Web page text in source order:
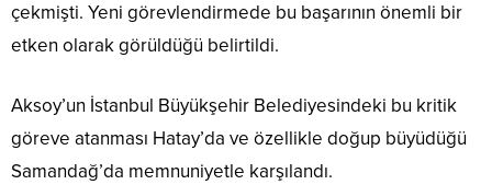
çekmişti. Yeni görevlendirmede bu başarının önemli bir
etken olarak görüldüğü belirtildi.
Aksoy’un İstanbul Büyükşehir Belediyesindeki bu kritik
göreve atanması Hatay’da ve özellikle doğup büyüdüğü
Samandağ’da memnuniyetle karşılandı.